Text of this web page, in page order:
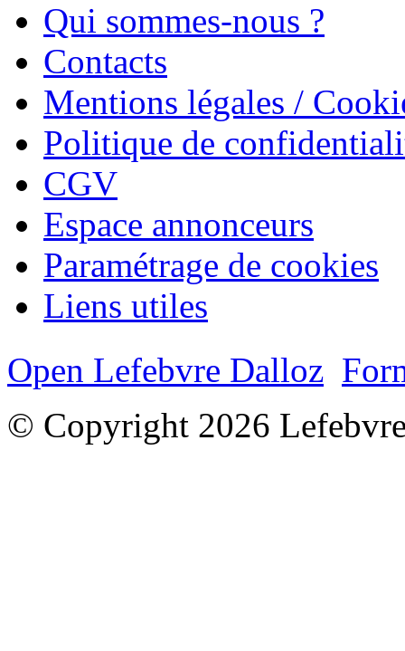
Qui sommes-nous ?
Contacts
Mentions légales /
Politique de
CGV
Espace annonceurs
Paramétrage de cookies
Liens utiles
Open Lefebvre Dalloz
© Copyright 2026